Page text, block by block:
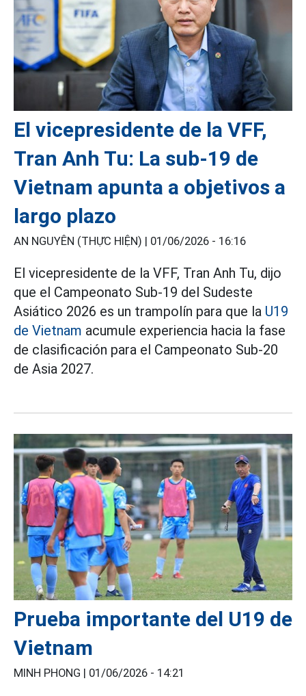
El vicepresidente de la VFF,
Tran Anh Tu: La sub-19 de
Vietnam apunta a objetivos a
largo plazo
AN NGUYÊN (THỰC HIỆN) | 01/06/2026 - 16:16
El vicepresidente de la VFF, Tran Anh Tu, dijo
que el Campeonato Sub-19 del Sudeste
Asiático 2026 es un trampolín para que la U19
de Vietnam acumule experiencia hacia la fase
de clasificación para el Campeonato Sub-20
de Asia 2027.
Prueba importante del U19 de
Vietnam
MINH PHONG | 01/06/2026 - 14:21